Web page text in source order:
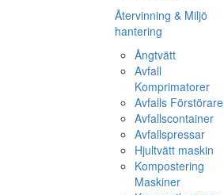
Återvinning & Miljö
hantering
Ångtvätt
Avfall
Komprimatorer
Avfalls Förstörare
Avfallscontainer
Avfallspressar
Hjultvätt maskin
Kompostering
Maskiner